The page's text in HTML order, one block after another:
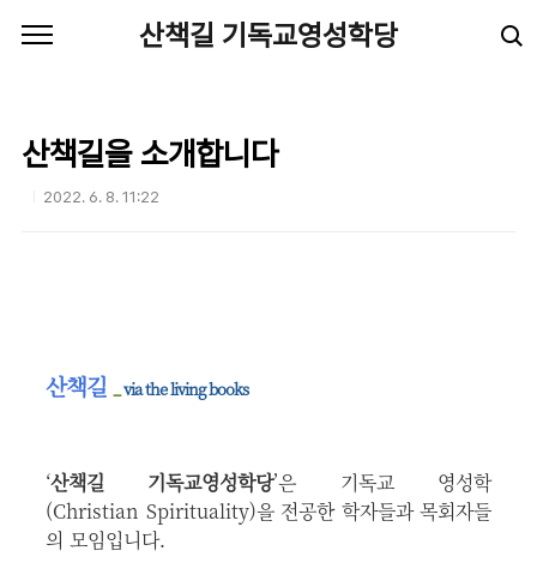
산책길 기독교영성학당
산책길을 소개합니다
2022. 6. 8. 11:22
산책길 _via the living books
‘산책길 기독교영성학당’은 기독교 영성학
(Christian Spirituality)을 전공한 학자들과 목회자들
의 모임입니다.